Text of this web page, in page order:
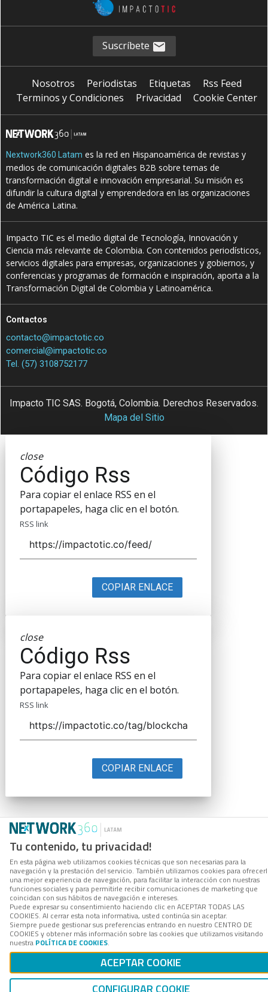
Tu contenido, tu privacidad!
En esta página web utilizamos cookies técnicas que son necesarias para la
navegación y la prestación del servicio. También utilizamos cookies para
una mejor experiencia de navegación, para facilitar la interacción con nuestras
funciones sociales y para permitirle recibir comunicaciones de marketing que
coincidan con sus hábitos de navegación e intereses.
Puede expresar su consentimiento haciendo clic en ACEPTAR TODAS LAS
COOKIES. Al cerrar esta nota informativa, usted continúa sin aceptar.
Siempre puede gestionar sus preferencias entrando en nuestro CENTRO DE
COOKIES y obtener más información sobre las cookies que utilizamos visitando
nuestra POLÍTICA DE COOKIES.
ACEPTAR COOKIE
CONFIGURAR COOKIE
Suscríbete
Nosotros Periodistas Etiquetas
Rss Feed
Terminos y Condiciones
Privacidad Cookie Center
Nextwork360 Latam es la red en Hispanoamérica de revistas y
medios de comunicación digitales B2B sobre temas de
transformación digital e innovación empresarial. Su misión es
difundir la cultura digital y emprendedora en las organizaciones
de América Latina.
Impacto TIC es el medio digital de Tecnología, Innovación y
Ciencia más relevante de Colombia. Con contenidos periodísticos,
servicios digitales para empresas, organizaciones y gobiernos, y
conferencias y programas de formación e inspiración, aporta a la
Transformación Digital de Colombia y Latinoamérica.
Contactos
contacto@impactotic.co
comercial@impactotic.co
Tel. (57) 3108752177
Impacto TIC SAS. Bogotá, Colombia. Derechos Reservados.
Mapa del Sitio
close
Código Rss
Para copiar el enlace RSS en el
portapapeles, haga clic en el botón.
RSS link
COPIAR ENLACE
close
Código Rss
Para copiar el enlace RSS en el
portapapeles, haga clic en el botón.
RSS link
COPIAR ENLACE